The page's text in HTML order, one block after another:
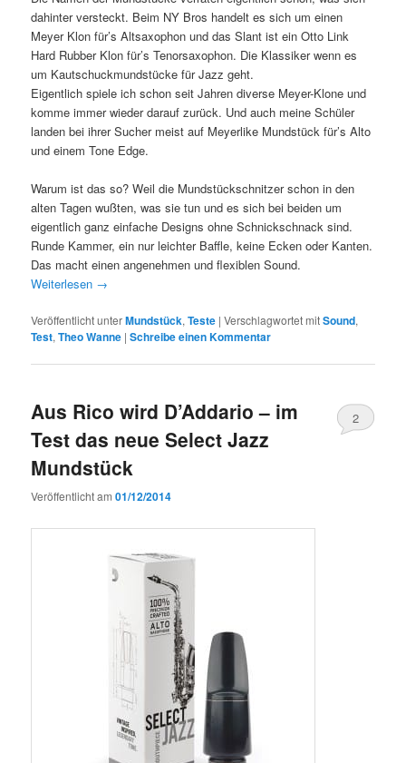
dahinter versteckt. Beim NY Bros handelt es sich um einen
Meyer Klon für’s Altsaxophon und das Slant ist ein Otto Link
Hard Rubber Klon für’s Tenorsaxophon. Die Klassiker wenn es
um Kautschuckmundstücke für Jazz geht.
Eigentlich spiele ich schon seit Jahren diverse Meyer-Klone und
komme immer wieder darauf zurück. Und auch meine Schüler
landen bei ihrer Sucher meist auf Meyerlike Mundstück für’s Alto
und einem Tone Edge.
Warum ist das so? Weil die Mundstückschnitzer schon in den
alten Tagen wußten, was sie tun und es sich bei beiden um
eigentlich ganz einfache Designs ohne Schnickschnack sind.
Runde Kammer, ein nur leichter Baffle, keine Ecken oder Kanten.
Das macht einen angenehmen und flexiblen Sound.
Weiterlesen →
Veröffentlicht unterMundstück,Teste |Verschlagwortet mitSound,
Test,Theo Wanne |Schreibe einen Kommentar
Aus Rico wird D’Addario – im
Test das neue Select Jazz
Mundstück
Veröffentlicht am01/12/2014
2